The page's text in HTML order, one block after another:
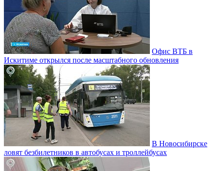
Офис ВТБ в
Искитиме открылся после масштабного обновления
В Новосибирске
ловят безбилетников в автобусах и троллейбусах